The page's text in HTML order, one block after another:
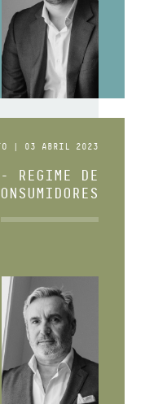
| 03 ABRIL 2023
REGIME DE